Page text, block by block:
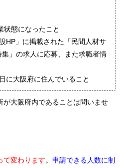
状態になったこと
HP」に掲載された「民間人材サ
」の求人に応募、また求職者情
に大阪府に住んでいること
大阪府内であることは問いませ
て変わります。 申請できる人数に制